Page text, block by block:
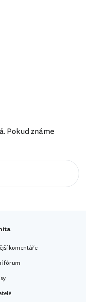
Pokud známe
komentáře
fórum